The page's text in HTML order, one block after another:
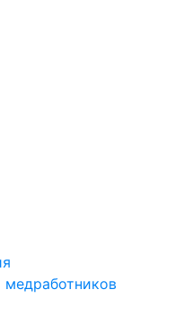
медработников